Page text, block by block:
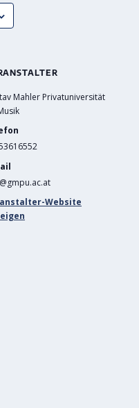
Mahler Privatuniversität
Website